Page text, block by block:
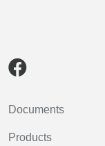
Documents
Products